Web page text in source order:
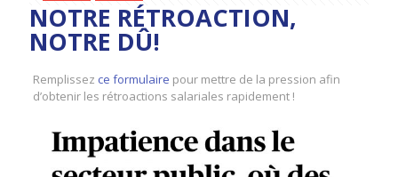
NOTRE RÉTROACTION,
NOTRE DÛ!
Remplissez ce formulaire pour mettre de la pression afin
d’obtenir les rétroactions salariales rapidement !